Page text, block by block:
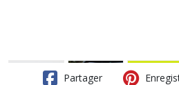
Partager